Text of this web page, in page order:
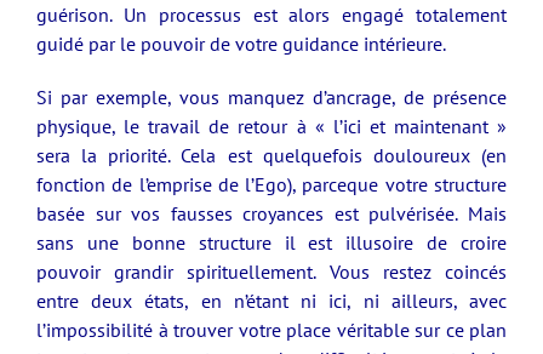
guérison. Un processus est alors engagé totalement
guidé par le pouvoir de votre guidance intérieure.
Si par exemple, vous manquez d’ancrage, de présence
physique, le travail de retour à « l’ici et maintenant »
sera la priorité. Cela est quelquefois douloureux (en
fonction de l’emprise de l’Ego), parceque votre structure
basée sur vos fausses croyances est pulvérisée. Mais
sans une bonne structure il est illusoire de croire
pouvoir grandir spirituellement. Vous restez coincés
entre deux états, en n’étant ni ici, ni ailleurs, avec
l’impossibilité à trouver votre place véritable sur ce plan